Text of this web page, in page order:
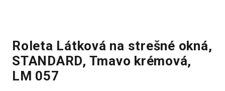
Roleta Látková na strešné okná,
STANDARD, Tmavo krémová,
LM 057